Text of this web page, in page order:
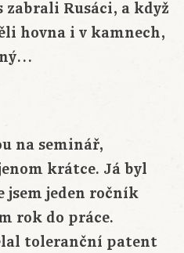
zabrali Rusáci, a když
hovna i v kamnech,
na seminář,
krátce. Já byl
jsem jeden ročník
rok do práce.
toleranční patent